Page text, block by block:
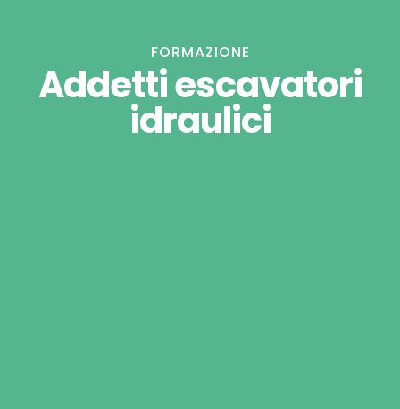
Addetti escavatori
idraulici
FORMAZIONE